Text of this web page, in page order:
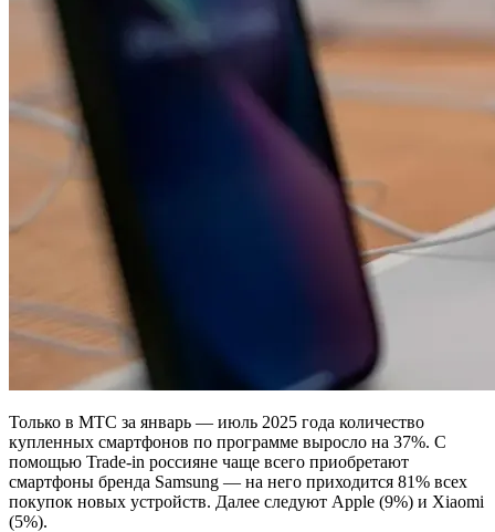
Только в МТС за январь — июль 2025 года количество
купленных смартфонов по программе выросло на 37%. С
помощью Trade-in россияне чаще всего приобретают
смартфоны бренда Samsung — на него приходится 81% всех
покупок новых устройств. Далее следуют Apple (9%) и Xiaomi
(5%).